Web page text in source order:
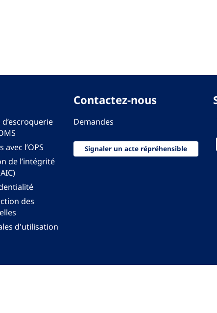
avec l’OPS
de l’intégrité
des
d'utilisation
Contactez-nous
Demandes
Signaler un acte répréhensible